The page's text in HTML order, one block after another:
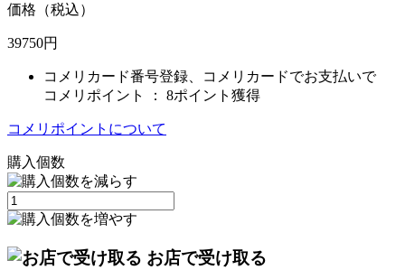
価格（税込）
39750円
コメリカード番号登録、コメリカードでお支払いで
コメリポイント ： 8ポイント獲得
コメリポイントについて
購入個数
お店で受け取る